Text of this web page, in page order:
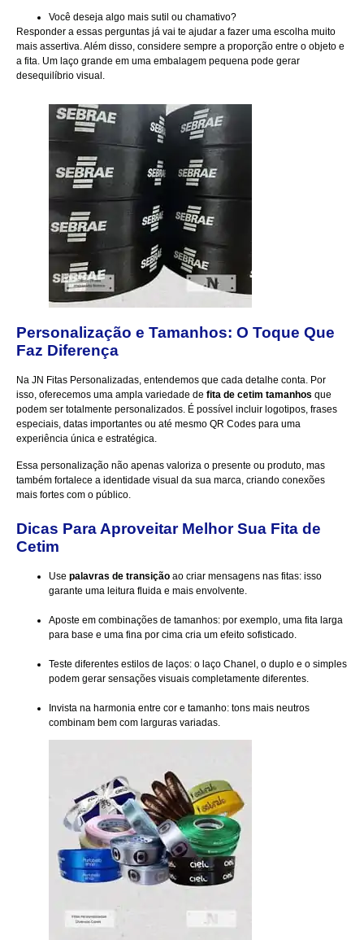
Você deseja algo mais sutil ou chamativo?
Responder a essas perguntas já vai te ajudar a fazer uma escolha muito
mais assertiva. Além disso, considere sempre a proporção entre o objeto e
a fita. Um laço grande em uma embalagem pequena pode gerar
desequilíbrio visual.
Personalização e Tamanhos: O Toque Que
Faz Diferença
Na JN Fitas Personalizadas, entendemos que cada detalhe conta. Por
isso, oferecemos uma ampla variedade de fita de cetim tamanhos que
podem ser totalmente personalizados. É possível incluir logotipos, frases
especiais, datas importantes ou até mesmo QR Codes para uma
experiência única e estratégica.
Essa personalização não apenas valoriza o presente ou produto, mas
também fortalece a identidade visual da sua marca, criando conexões
mais fortes com o público.
Dicas Para Aproveitar Melhor Sua Fita de
Cetim
Use palavras de transição ao criar mensagens nas fitas: isso
garante uma leitura fluida e mais envolvente.
Aposte em combinações de tamanhos: por exemplo, uma fita larga
para base e uma fina por cima cria um efeito sofisticado.
Teste diferentes estilos de laços: o laço Chanel, o duplo e o simples
podem gerar sensações visuais completamente diferentes.
Invista na harmonia entre cor e tamanho: tons mais neutros
combinam bem com larguras variadas.